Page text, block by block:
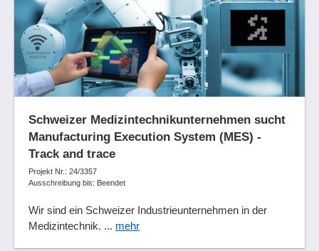
Schweizer Medizintechnikunternehmen sucht
Manufacturing Execution System (MES) -
Track and trace
Projekt Nr.: 24/3357
Ausschreibung bis: Beendet
Wir sind ein Schweizer Industrieunternehmen in der
Medizintechnik. ... mehr